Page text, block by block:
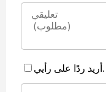
أريد ردًا على رأيي.